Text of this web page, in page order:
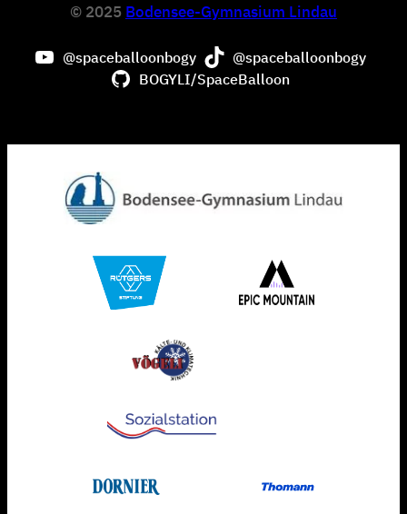
© 2025 Bodensee-Gymnasium Lindau
@spaceballoonbogy
@spaceballoonbogy
BOGYLI/SpaceBalloon